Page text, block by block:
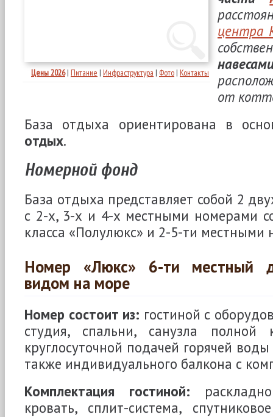
Цены 2026| Питание | Инфраструктура | Фото | Контакты
центра
от
База отдыха ориентирована в
отдых.
Номерной фонд
База отдыха представляет собой 2
с 2-х, 3-х и 4-х местными номерами
класса «Полулюкс» и 2-5-ти
Номер «Люкс» 6-ти местный
видом на море
Номер состоит из: гостиной с
студия, спальни, санузла полной
круглосуточной подачей горячей
также индивидуального балкона с
Комплектация гостиной:
кровать, сплит-система,